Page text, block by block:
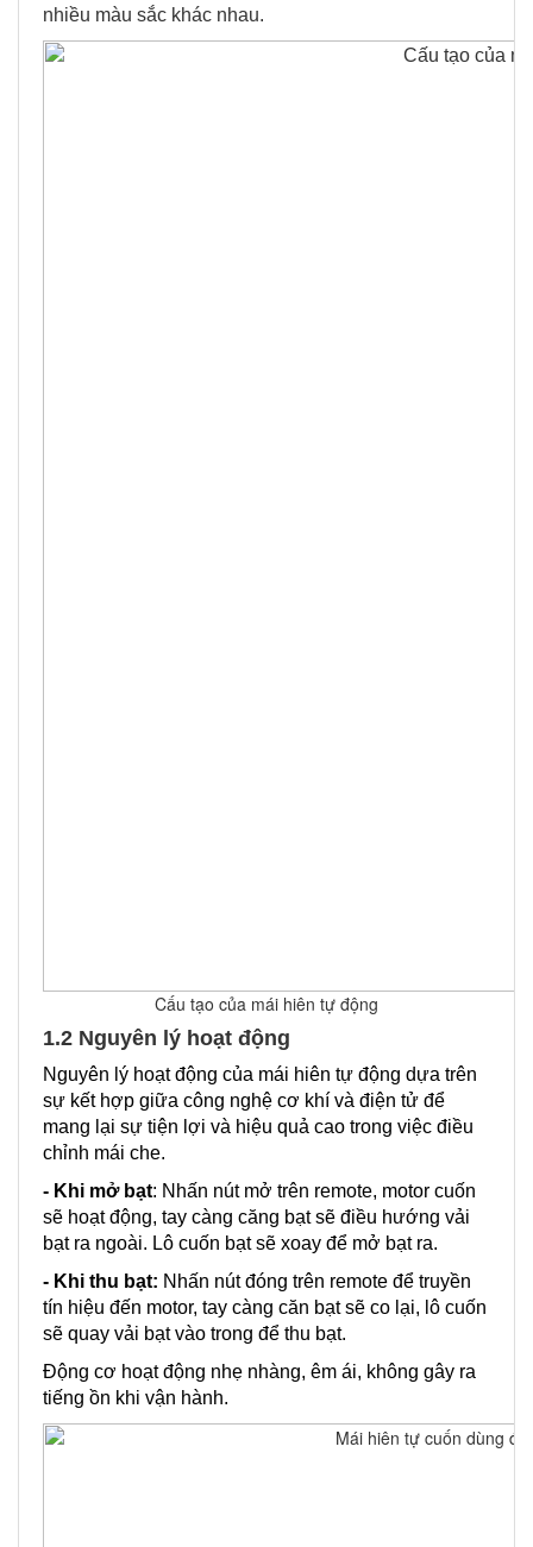
nhiều màu sắc khác nhau.
Cấu tạo của mái hiên tự động
1.2 Nguyên lý hoạt động
Nguyên lý hoạt động của mái hiên tự động dựa trên
sự kết hợp giữa công nghệ cơ khí và điện tử để
mang lại sự tiện lợi và hiệu quả cao trong việc điều
chỉnh mái che.
- Khi mở bạt: Nhấn nút mở trên remote, motor cuốn
sẽ hoạt động, tay càng căng bạt sẽ điều hướng vải
bạt ra ngoài. Lô cuốn bạt sẽ xoay để mở bạt ra.
- Khi thu bạt: Nhấn nút đóng trên remote để truyền
tín hiệu đến motor, tay càng căn bạt sẽ co lại, lô cuốn
sẽ quay vải bạt vào trong để thu bạt.
Động cơ hoạt động nhẹ nhàng, êm ái, không gây ra
tiếng ồn khi vận hành.